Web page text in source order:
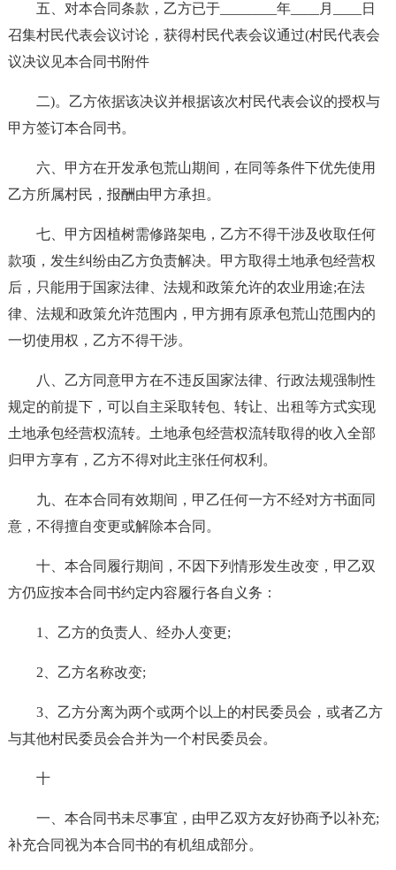
五、对本合同条款，乙方已于________年____月____日
召集村民代表会议讨论，获得村民代表会议通过(村民代表会
议决议见本合同书附件
二)。乙方依据该决议并根据该次村民代表会议的授权与
甲方签订本合同书。
六、甲方在开发承包荒山期间，在同等条件下优先使用
乙方所属村民，报酬由甲方承担。
七、甲方因植树需修路架电，乙方不得干涉及收取任何
款项，发生纠纷由乙方负责解决。甲方取得土地承包经营权
后，只能用于国家法律、法规和政策允许的农业用途;在法
律、法规和政策允许范围内，甲方拥有原承包荒山范围内的
一切使用权，乙方不得干涉。
八、乙方同意甲方在不违反国家法律、行政法规强制性
规定的前提下，可以自主采取转包、转让、出租等方式实现
土地承包经营权流转。土地承包经营权流转取得的收入全部
归甲方享有，乙方不得对此主张任何权利。
九、在本合同有效期间，甲乙任何一方不经对方书面同
意，不得擅自变更或解除本合同。
十、本合同履行期间，不因下列情形发生改变，甲乙双
方仍应按本合同书约定内容履行各自义务：
1、乙方的负责人、经办人变更;
2、乙方名称改变;
3、乙方分离为两个或两个以上的村民委员会，或者乙方
与其他村民委员会合并为一个村民委员会。
十
一、本合同书未尽事宜，由甲乙双方友好协商予以补充;
补充合同视为本合同书的有机组成部分。